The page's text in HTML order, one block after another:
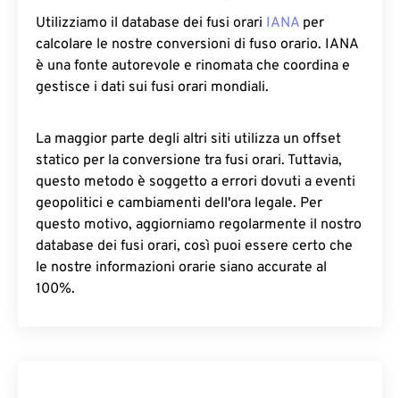
Utilizziamo il database dei fusi orari IANA per
calcolare le nostre conversioni di fuso orario. IANA
è una fonte autorevole e rinomata che coordina e
gestisce i dati sui fusi orari mondiali.
La maggior parte degli altri siti utilizza un offset
statico per la conversione tra fusi orari. Tuttavia,
questo metodo è soggetto a errori dovuti a eventi
geopolitici e cambiamenti dell'ora legale. Per
questo motivo, aggiorniamo regolarmente il nostro
database dei fusi orari, così puoi essere certo che
le nostre informazioni orarie siano accurate al
100%.